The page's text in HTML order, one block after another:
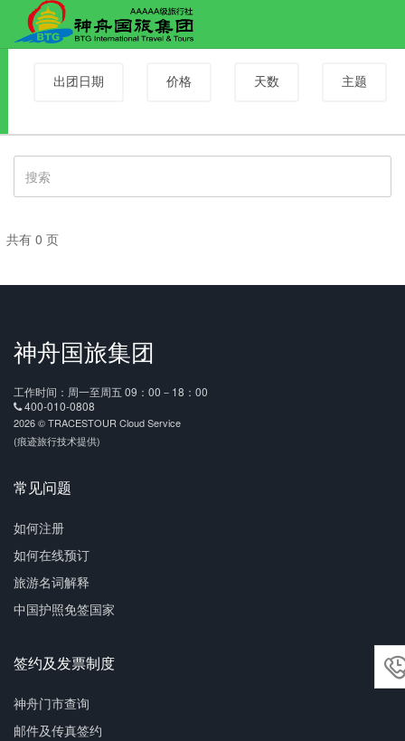
出团日期 价格 天数 主题
共有 0 页
神舟国旅集团
工作时间：周一至周五 09：00－18：00
400-010-0808
2026 © TRACESTOUR Cloud Service
(痕迹旅行技术提供)
常见问题
如何注册
如何在线预订
旅游名词解释
中国护照免签国家
签约及发票制度
神舟门市查询
邮件及传真签约